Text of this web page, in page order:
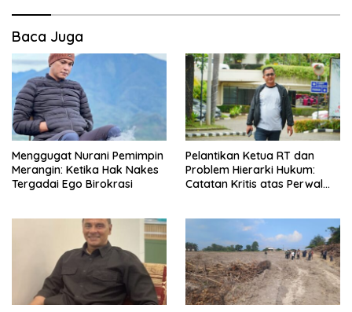
Baca Juga
Menggugat Nurani Pemimpin
Merangin: Ketika Hak Nakes
Tergadai Ego Birokrasi
Pelantikan Ketua RT dan
Problem Hierarki Hukum:
Catatan Kritis atas Perwal